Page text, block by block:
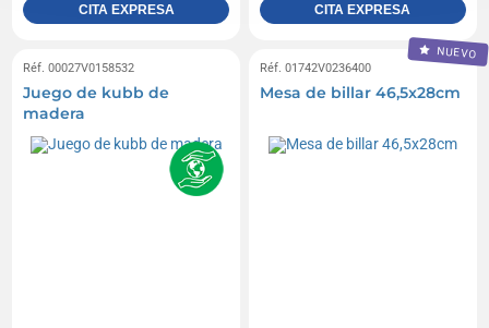
CITA EXPRESA CITA EXPRESA
Réf. 00027V0158532
Juego de kubb de
madera
NUEVO
Réf. 01742V0236400
Mesa de billar 46,5x28cm